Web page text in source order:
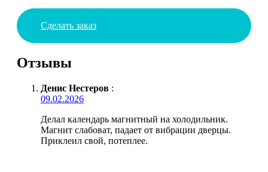
Сделать заказ
Отзывы
Денис Нестеров :
09.02.2026
Делал календарь магнитный на холодильник.
Магнит слабоват, падает от вибрации дверцы.
Приклеил свой, потеплее.